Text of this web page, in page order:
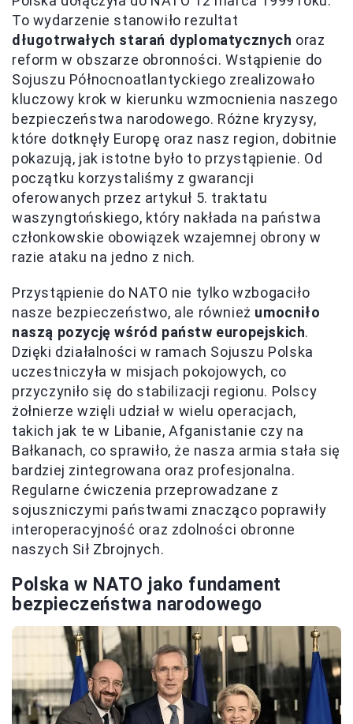
To wydarzenie stanowiło rezultat
długotrwałych starań dyplomatycznych oraz
reform w obszarze obronności. Wstąpienie do
Sojuszu Północnoatlantyckiego zrealizowało
kluczowy krok w kierunku wzmocnienia naszego
bezpieczeństwa narodowego. Różne kryzysy,
które dotknęły Europę oraz nasz region, dobitnie
pokazują, jak istotne było to przystąpienie. Od
początku korzystaliśmy z gwarancji
oferowanych przez artykuł 5. traktatu
waszyngtońskiego, który nakłada na państwa
członkowskie obowiązek wzajemnej obrony w
razie ataku na jedno z nich.
Przystąpienie do NATO nie tylko wzbogaciło
nasze bezpieczeństwo, ale również umocniło
naszą pozycję wśród państw europejskich.
Dzięki działalności w ramach Sojuszu Polska
uczestniczyła w misjach pokojowych, co
przyczyniło się do stabilizacji regionu. Polscy
żołnierze wzięli udział w wielu operacjach,
takich jak te w Libanie, Afganistanie czy na
Bałkanach, co sprawiło, że nasza armia stała się
bardziej zintegrowana oraz profesjonalna.
Regularne ćwiczenia przeprowadzane z
sojuszniczymi państwami znacząco poprawiły
interoperacyjność oraz zdolności obronne
naszych Sił Zbrojnych.
Polska w NATO jako fundament
bezpieczeństwa narodowego